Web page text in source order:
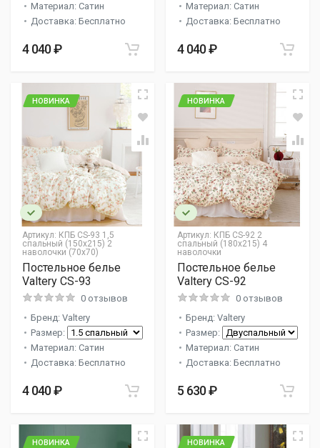
Материал: Сатин
Доставка: Бесплатно
4 040 ₽
Материал: Сатин
Доставка: Бесплатно
4 040 ₽
Артикул: КПБ CS-93 1,5
спальный (150х215) 2
наволочки (70х70)
НОВИНКА
Постельное белье
Valtery CS-93
0 отзывов
Бренд: Valtery
Размер:
Материал: Сатин
Доставка: Бесплатно
4 040 ₽
Артикул: КПБ CS-92 2
спальный (180х215) 4
наволочки
НОВИНКА
Постельное белье
Valtery CS-92
0 отзывов
Бренд: Valtery
Размер:
Материал: Сатин
Доставка: Бесплатно
5 630 ₽
НОВИНКА НОВИНКА